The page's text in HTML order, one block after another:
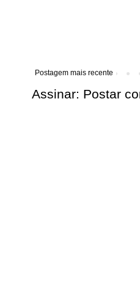
Postagem mais recente
Assinar: Postar